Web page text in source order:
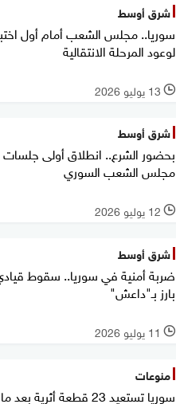
شرق أوسط
سوريا.. مجلس الشعب أمام أول
لوعود المرحلة الانتقالية
l 13 يوليو 2026
شرق أوسط
بحضور الشرع.. انطلاق أولى جلسات
مجلس الشعب السوري
l 12 يوليو 2026
شرق أوسط
ضربة أمنية في سوريا.. سقوط
بارز بـ"داعش"
l 11 يوليو 2026
منوعات
سوريا تستعيد 23 قطعة أثرية بعد ما